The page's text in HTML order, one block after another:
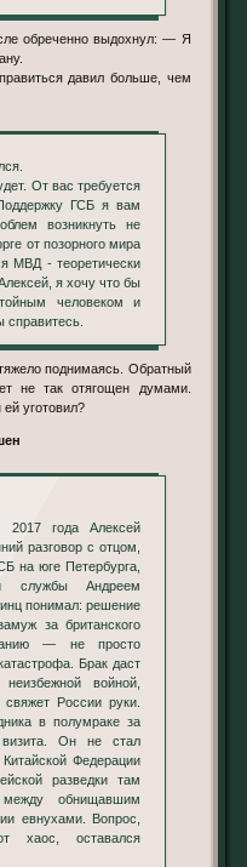
давил больше, чем
От вас требуется
ГСБ я вам
возникнуть не
от позорного мира
МВД - теоретически
я хочу что бы
человеком и
не так отягощен думами.
уготовил?
разговор с отцом,
на юге Петербурга,
службы Андреем
понимал: решение
за британского
— не просто
Брак даст
войной,
России руки.
в полумраке за
визита. Он не стал
Федерации
разведки там
между обнищавшим
евнухами. Вопрос,
хаос, оставался